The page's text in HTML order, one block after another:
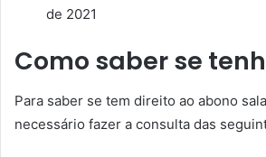
de 2021
Como saber se
Para saber se tem direito ao abono
necessário fazer a consulta das